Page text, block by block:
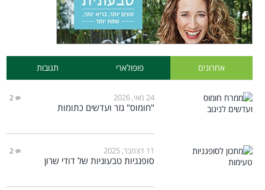
אחרונים פופולארי תגובות
24 מאי, 2026 2
"חומוס" גזר ועדשים כתומות
11 דצמבר, 2025 2
סופגניות טבעוניות של דודי שרון